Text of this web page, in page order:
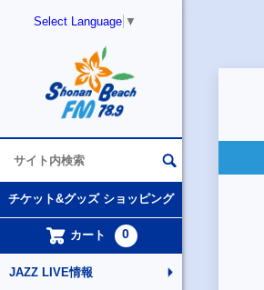
Select Language ▼
チケット&グッズ ショッピング
カート 0
JAZZ LIVE情報